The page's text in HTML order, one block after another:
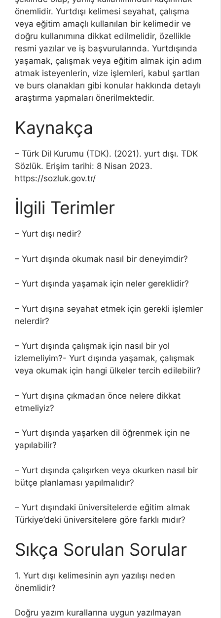
önemlidir. Yurtdışı kelimesi seyahat, çalışma
veya eğitim amaçlı kullanılan bir kelimedir ve
doğru kullanımına dikkat edilmelidir, özellikle
resmi yazılar ve iş başvurularında. Yurtdışında
yaşamak, çalışmak veya eğitim almak için adım
atmak isteyenlerin, vize işlemleri, kabul şartları
ve burs olanakları gibi konular hakkında detaylı
araştırma yapmaları önerilmektedir.
Kaynakça
– Türk Dil Kurumu (TDK). (2021). yurt dışı. TDK
Sözlük. Erişim tarihi: 8 Nisan 2023.
https://sozluk.gov.tr/
İlgili Terimler
– Yurt dışı nedir?
– Yurt dışında okumak nasıl bir deneyimdir?
– Yurt dışında yaşamak için neler gereklidir?
– Yurt dışına seyahat etmek için gerekli işlemler
nelerdir?
– Yurt dışında çalışmak için nasıl bir yol
izlemeliyim?- Yurt dışında yaşamak, çalışmak
veya okumak için hangi ülkeler tercih edilebilir?
– Yurt dışına çıkmadan önce nelere dikkat
etmeliyiz?
– Yurt dışında yaşarken dil öğrenmek için ne
yapılabilir?
– Yurt dışında çalışırken veya okurken nasıl bir
bütçe planlaması yapılmalıdır?
– Yurt dışındaki üniversitelerde eğitim almak
Türkiye’deki üniversitelere göre farklı mıdır?
Sıkça Sorulan Sorular
1. Yurt dışı kelimesinin ayrı yazılışı neden
önemlidir?
Doğru yazım kurallarına uygun yazılmayan